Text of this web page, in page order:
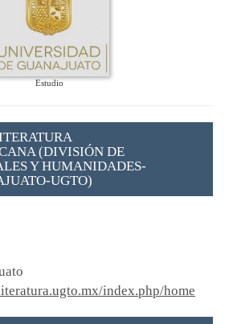
Estudio
(DIVISIÓN DE
Y HUMANIDADES-
UGTO)
index.php/home